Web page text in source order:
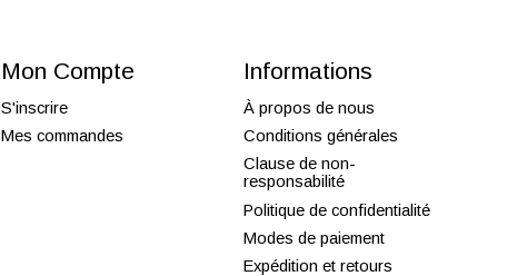
Mon Compte
S'inscrire
Mes commandes
Informations
À propos de nous
Conditions générales
Clause de non-
responsabilité
Politique de confidentialité
Modes de paiement
Expédition et retours